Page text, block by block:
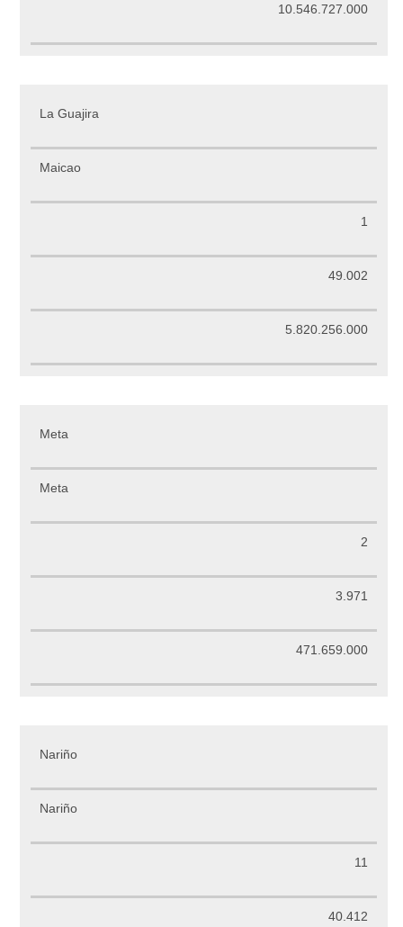
10.546.727.000
La Guajira
Maicao
1
49.002
5.820.256.000
Meta
Meta
2
3.971
471.659.000
Nariño
Nariño
11
40.412